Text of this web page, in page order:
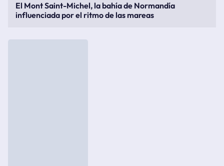
El Mont Saint-Michel, la bahía de Normandía
influenciada por el ritmo de las mareas